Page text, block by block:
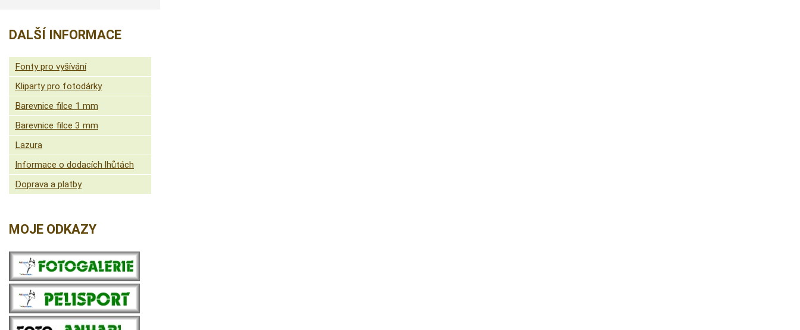
DALŠÍ INFORMACE
Fonty pro vyšívání
Kliparty pro fotodárky
Barevnice filce 1 mm
Barevnice filce 3 mm
Lazura
Informace o dodacích lhůtách
Doprava a platby
MOJE ODKAZY